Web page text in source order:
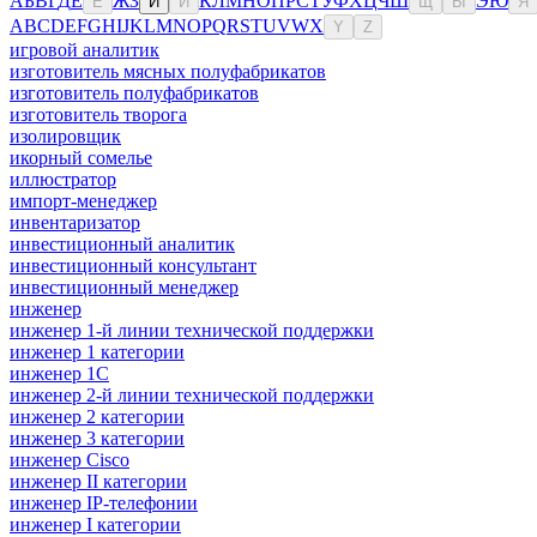
ABCDEFGHIJKLMNOPQRSTUVWX Y Z
игровой аналитик
изготовитель мясных полуфабрикатов
изготовитель полуфабрикатов
изготовитель творога
изолировщик
икорный сомелье
иллюстратор
импорт-менеджер
инвентаризатор
инвестиционный аналитик
инвестиционный консультант
инвестиционный менеджер
инженер
инженер 1-й линии технической поддержки
инженер 1 категории
инженер 1С
инженер 2-й линии технической поддержки
инженер 2 категории
инженер 3 категории
инженер Cisco
инженер II категории
инженер IP-телефонии
инженер I категории